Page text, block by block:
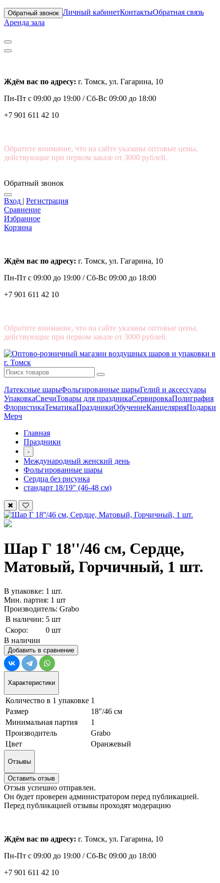
Обратный звонок Личный кабинетКонтактыОбратная связь
Аренда зала
Ждём вас по адресу: г. Томск, ул. Гагарина, 10
Пн-Пт с 09:00 до 19:00 /Сб-Вс 09:00 до 18:00
+7 901 611 42 10
Обратите внимание, что на сайте указаны оптовые цены,
действующие при первом заказе от 3000 рублей.
Обратный звонок
Вход | Регистрация
Сравнение
Избранное
Корзина
Ждём вас по адресу: г. Томск, ул. Гагарина, 10
Пн-Пт с 09:00 до 19:00 /Сб-Вс 09:00 до 18:00
+7 901 611 42 10
Обратите внимание, что на сайте указаны оптовые цены,
действующие при первом заказе от 3000 рублей.
Латексные шарыФольгированные шарыГелий и аксессуары
УпаковкаСвечиТовары для праздникаСервировкаПолиграфия
ФлористикаТематикаПраздникиОбучениеКанцелярияПодарки
Мерч
Главная
Праздники
-
Международный женский день
Фольгированные шары
Сердца без рисунка
стандарт 18/19" (46-48 см)
Шар Г 18''/46 см, Сердце,
Матовый, Горчичный, 1 шт.
В упаковке: 1 шт.
Мин. партия: 1 шт
Производитель: Grabo
В наличии: 5 шт
Скоро:
0 шт
В наличии
Добавить в сравнение
Характеристики
Количество в 1 упаковке 1
Размер
18"/46 см
Минимальная партия
1
Производитель
Grabo
Цвет
Оранжевый
Отзывы
Оставить отзыв
Отзыв успешно отправлен.
Он будет проверен администратором перед публикацией.
Перед публикацией отзывы проходят модерацию
Ждём вас по адресу: г. Томск, ул. Гагарина, 10
Пн-Пт с 09:00 до 19:00 /Сб-Вс 09:00 до 18:00
+7 901 611 42 10